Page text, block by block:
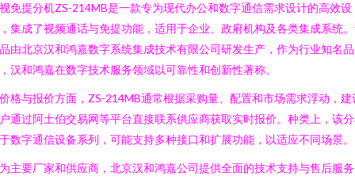
免提分机ZS-214MB是一款专为现代办公和数字通信需求设计的高效设
集成了视频通话与免提功能，适用于企业、政府机构及各类集成系统
由北京汉和鸿嘉数字系统集成技术有限公司研发生产，作为行业知名品
汉和鸿嘉在数字技术服务领域以可靠性和创新性著称。
格与报价方面，ZS-214MB通常根据采购量、配置和市场需求浮动，建
通过阿土伯交易网等平台直接联系供应商获取实时报价。种类上，该
数字通信设备系列，可能支持多种接口和扩展功能，以适应不同场景。
主要厂家和供应商，北京汉和鸿嘉公司提供全面的技术支持与售后服